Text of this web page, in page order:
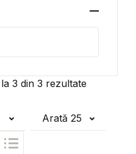
la 3 din 3 rezultate
Arată 25